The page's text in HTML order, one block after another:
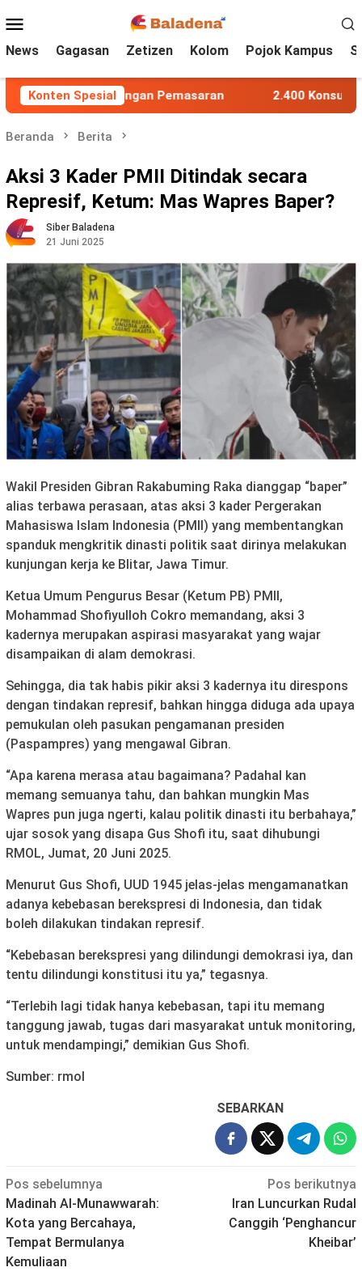
ke
kontenMobile
News Gagasan Zetizen Kolom Pojok Kampus
Konten Spesial
Pendampingan Pemasaran 2.400 Konsumen LRT
Beranda Berita
Aksi 3 Kader PMII Ditindak secara
Represif, Ketum: Mas Wapres Baper?
Siber Baladena
21 Juni 2025
Wakil Presiden Gibran Rakabuming Raka dianggap “baper”
alias terbawa perasaan, atas aksi 3 kader Pergerakan
Mahasiswa Islam Indonesia (PMII) yang membentangkan
spanduk mengkritik dinasti politik saat dirinya melakukan
kunjungan kerja ke Blitar, Jawa Timur.
Ketua Umum Pengurus Besar (Ketum PB) PMII,
Mohammad Shofiyulloh Cokro memandang, aksi 3
kadernya merupakan aspirasi masyarakat yang wajar
disampaikan di alam demokrasi.
Sehingga, dia tak habis pikir aksi 3 kadernya itu direspons
dengan tindakan represif, bahkan hingga diduga ada upaya
pemukulan oleh pasukan pengamanan presiden
(Paspampres) yang mengawal Gibran.
“Apa karena merasa atau bagaimana? Padahal kan
memang semuanya tahu, dan bahkan mungkin Mas
Wapres pun juga ngerti, kalau politik dinasti itu berbahaya,”
ujar sosok yang disapa Gus Shofi itu, saat dihubungi
RMOL, Jumat, 20 Juni 2025.
Menurut Gus Shofi, UUD 1945 jelas-jelas mengamanatkan
adanya kebebasan berekspresi di Indonesia, dan tidak
boleh dilakukan tindakan represif.
“Kebebasan berekspresi yang dilindungi demokrasi iya, dan
tentu dilindungi konstitusi itu ya,” tegasnya.
“Terlebih lagi tidak hanya kebebasan, tapi itu memang
tanggung jawab, tugas dari masyarakat untuk monitoring,
untuk mendampingi,” demikian Gus Shofi.
Sumber: rmol
SEBARKAN
Navigasi
pos
Pos sebelumnya
Madinah Al-Munawwarah:
Kota yang Bercahaya,
Tempat Bermulanya
Kemuliaan
Pos berikutnya
Iran Luncurkan Rudal
Canggih ‘Penghancur
Kheibar’